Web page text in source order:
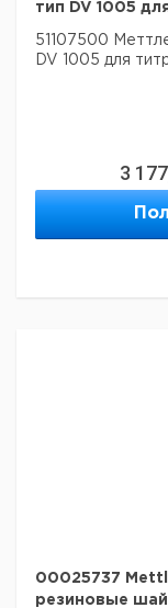
тип DV 1005
51107500
DV 1005 для
3
00025737
резиновые